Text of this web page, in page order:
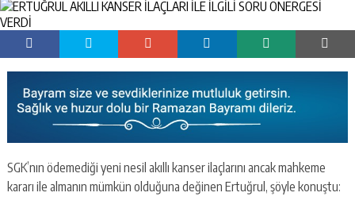
SGK’nın ödemediği yeni nesil akıllı kanser ilaçlarını ancak mahkeme
kararı ile almanın mümkün olduğuna değinen Ertuğrul, şöyle konuştu: